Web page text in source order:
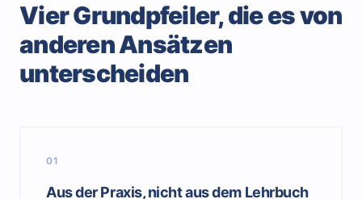
Vier Grundpfeiler, die es von
anderen Ansätzen
unterscheiden
01
Aus der Praxis, nicht aus dem Lehrbuch